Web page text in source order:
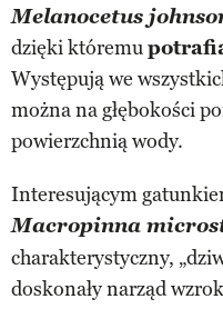
Melanocetus
dzięki któremu
Występują we
można na głębokości
powierzchnią wody.
Interesującym
Macropinna
charakterystyczny,
doskonały narząd